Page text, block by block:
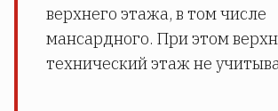
верхнего этажа, в том числе
мансардного. При этом
технический этаж не